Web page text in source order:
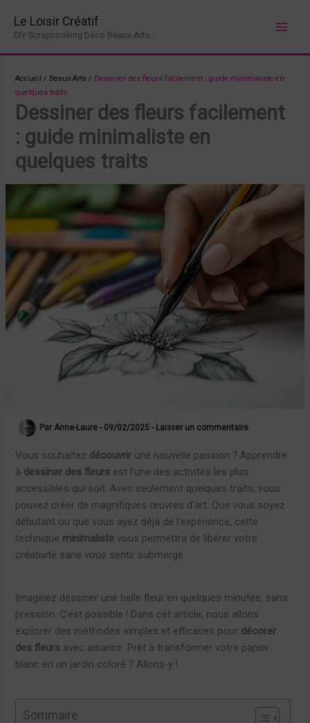
contenu
Le Loisir Créatif
DIY Scrapbooking Déco Beaux-Arts...
Accueil / Beaux-Arts / Dessiner des fleurs facilement : guide minimaliste en
quelques traits
Dessiner des fleurs facilement
: guide minimaliste en
quelques traits
Par Anne-Laure- 09/02/2025- Laisser un commentaire
Vous souhaitez découvrir une nouvelle passion ? Apprendre
à dessiner des fleurs est l’une des activités les plus
accessibles qui soit. Avec seulement quelques traits, vous
pouvez créer de magnifiques œuvres d’art. Que vous soyez
débutant ou que vous ayez déjà de l’expérience, cette
technique minimaliste vous permettra de libérer votre
créativité sans vous sentir submergé.
Imaginez dessiner une belle fleur en quelques minutes, sans
pression. C’est possible ! Dans cet article, nous allons
explorer des méthodes simples et efficaces pour décorer
des fleurs avec aisance. Prêt à transformer votre papier
blanc en un jardin coloré ? Allons-y !
Sommaire